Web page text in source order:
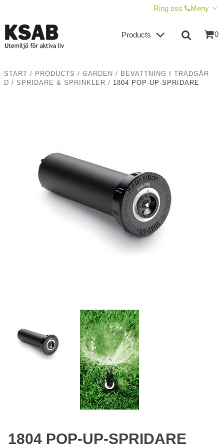
Ring oss Meny
0
Products
START / PRODUCTS / GARDEN / BEVATTNING I TRÄDGÅR
D / SPRIDARE & SPRINKLER / 1804 POP-UP-SPRIDARE
1804 POP-UP-SPRIDARE
CHECKOUT